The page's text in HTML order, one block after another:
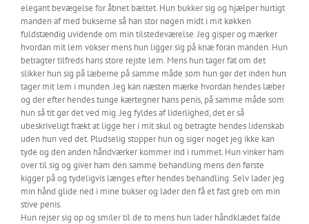
elegant bevægelse for åbnet bæltet. Hun bukker sig og hjælper hurtigt
manden af med bukserne så han stor nøgen midt i mit køkken
fuldstændig uvidende om min tilstedeværelse. Jeg gisper og mærker
hvordan mit lem vokser mens hun ligger sig på knæ foran manden. Hun
betragter tilfreds hans store rejste lem. Mens hun tager fat om det
slikker hun sig på læberne på samme måde som hun gør det inden hun
tager mit lem i munden. Jeg kan næsten mærke hvordan hendes læber
og der efter hendes tunge kærtegner hans penis, på samme måde som
hun så tit gør det ved mig. Jeg fyldes af liderlighed, det er så
ubeskriveligt frækt at ligge her i mit skul og betragte hendes lidenskab
uden hun ved det. Pludselig stopper hun og siger noget jeg ikke kan
tyde og den anden håndværker kommer ind i rummet. Hun vinker ham
over til sig og giver ham den samme behandling mens den første
kigger på og tydeligvis længes efter hendes behandling. Selv lader jeg
min hånd glide ned i mine bukser og lader den få et fast greb om min
stive penis.
Hun rejser sig op og smiler til de to mens hun lader håndklædet falde